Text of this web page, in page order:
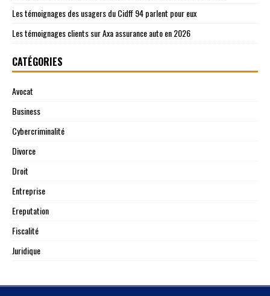
Les témoignages des usagers du Cidff 94 parlent pour eux
Les témoignages clients sur Axa assurance auto en 2026
CATÉGORIES
Avocat
Business
Cybercriminalité
Divorce
Droit
Entreprise
Ereputation
Fiscalité
Juridique